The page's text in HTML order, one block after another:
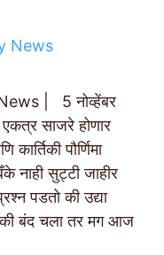
| 5 नोव्हेंबर
एकत्र साजरे होणार
पौर्णिमा
नाही सुट्टी जाहीर
पडतो की उद्या
की बंद चला तर मग आज